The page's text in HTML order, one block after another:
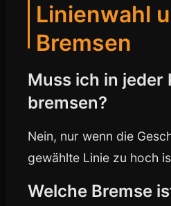
Linienwahl
Bremsen
Muss ich in jeder
bremsen?
Nein, nur wenn die
gewählte Linie zu hoch
Welche Bremse